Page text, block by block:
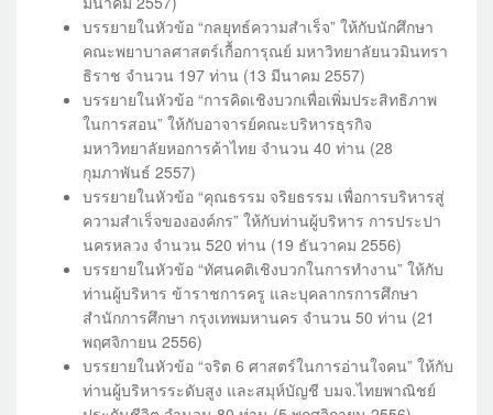
บรรยายในหัวข้อ “กลยุทธ์ความสำเร็จ” ให้กับนักศึกษา
คณะพยาบาลศาสตร์เกื้อการุณย์ มหาวิทยาลัยนวมินทรา
ธิราช จำนวน 197 ท่าน (13 มีนาคม 2557)
บรรยายในหัวข้อ “การคิดเชิงบวกเพื่อเพิ่มประสิทธิภาพ
ในการสอน” ให้กับอาจารย์คณะบริหารธุรกิจ
มหาวิทยาลัยหอการค้าไทย จำนวน 40 ท่าน (28
กุมภาพันธ์ 2557)
บรรยายในหัวข้อ “คุณธรรม จริยธรรม เพื่อการบริหารสู่
ความสำเร็จขององค์กร” ให้กับท่านผู้บริหาร การประปา
นครหลวง จำนวน 520 ท่าน (19 ธันวาคม 2556)
บรรยายในหัวข้อ “ทัศนคติเชิงบวกในการทำงาน” ให้กับ
ท่านผู้บริหาร ข้าราชการครู และบุคลากรการศึกษา
สำนักการศึกษา กรุงเทพมหานคร จำนวน 50 ท่าน (21
พฤศจิกายน 2556)
บรรยายในหัวข้อ “จริต 6 ศาสตร์ในการอ่านใจคน” ให้กับ
ท่านผู้บริหารระดับสูง และสมุห์บัญชี บมจ.ไทยพาณิชย์